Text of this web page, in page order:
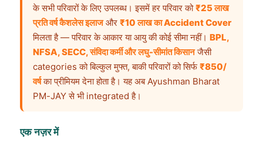
के सभी परिवारों के लिए उपलब्ध। इसमें हर परिवार को₹25 लाख
प्रति वर्ष कैशलेस इलाजऔर ₹10 लाख का Accident Cover
मिलता है — परिवार के आकार या आयु की कोई सीमा नहीं। BPL,
NFSA, SECC, संविदा कर्मी और लघु-सीमांत किसानजैसी
categories को बिल्कुल मुफ्त, बाकी परिवारों को सिर्फ₹850/
वर्षका प्रीमियम देना होता है। यह अब Ayushman Bharat
PM-JAY से भी integrated है।
एक नज़र में